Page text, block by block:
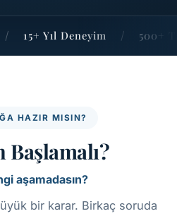
15+ Yıl Deneyim 500+
HAZIR MISIN?
Başlamalı?
aşamadasın?
bir karar. Birkaç soruda